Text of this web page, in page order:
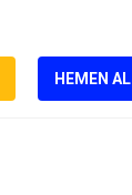
HEMEN AL